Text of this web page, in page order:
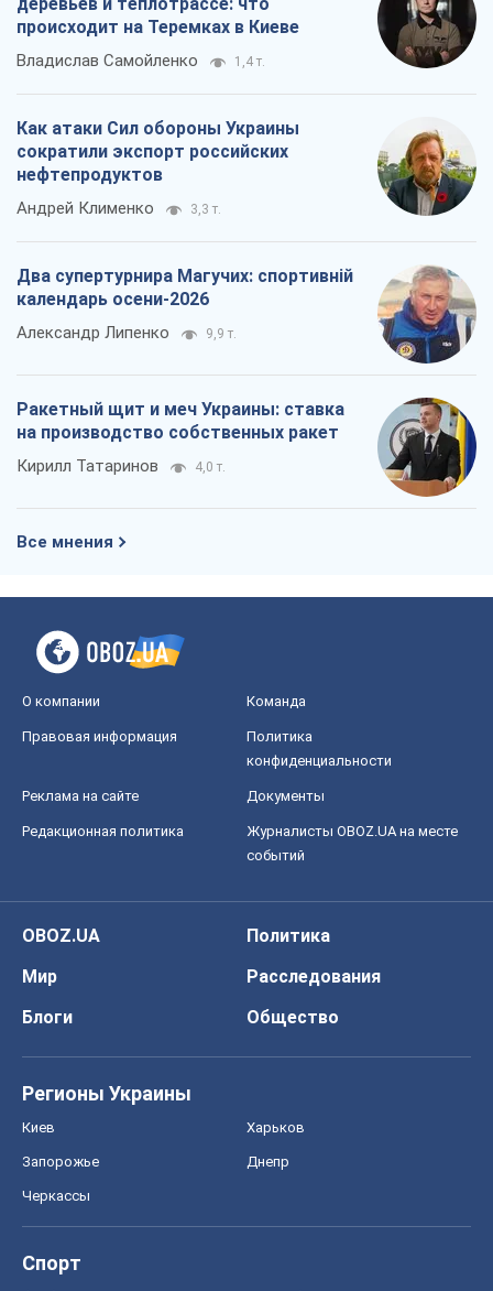
происходит на Теремках в Киеве
Владислав Самойленко 1,4 т.
Как атаки Сил обороны Украины
сократили экспорт российских
нефтепродуктов
Андрей Клименко 3,3 т.
Два супертурнира Магучих: спортивній
календарь осени-2026
Александр Липенко 9,9 т.
Ракетный щит и меч Украины: ставка
на производство собственных ракет
Кирилл Татаринов 4,0 т.
Все мнения
О компании Команда
Правовая информация
Политика
конфиденциальности
Реклама на сайте Документы
Редакционная политика
Журналисты OBOZ.UA на месте
событий
OBOZ.UA
Политика
Мир
Расследования
Блоги
Общество
Регионы Украины
Киев Харьков
Запорожье Днепр
Черкассы
Спорт